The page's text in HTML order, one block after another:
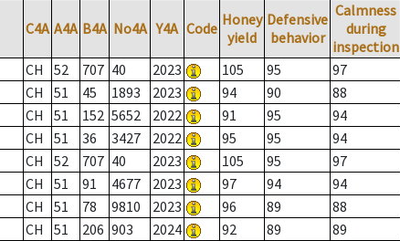
C4A A4A B4A No4A Y4A Code Honey
yield
Defensive
behavior
Calmness
during
inspection
CH 52 707 40 2023 105 95 97
CH 51 45 1893 2023 94 90 88
CH 51 152 5652 2022 91 95 94
CH 51 36 3427 2022 95 95 94
CH 52 707 40 2023 105 95 97
CH 51 91 4677 2023 97 94 94
CH 51 78 9810 2023 96 89 88
CH 51 206 903 2024 92 89 89